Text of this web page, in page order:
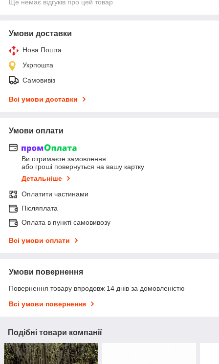
Ще немає відгуків про цей товар
Умови доставки
Нова Пошта
Укрпошта
Самовивіз
Всі умови доставки
Умови оплати
Ви отримаєте замовлення
або гроші повернуться на вашу картку
Детальніше
Оплатити частинами
Післяплата
Оплата в пункті самовивозу
Всі умови оплати
Умови повернення
Повернення товару впродовж 14 днів за домовленістю
Всі умови повернення
Подібні товари компанії